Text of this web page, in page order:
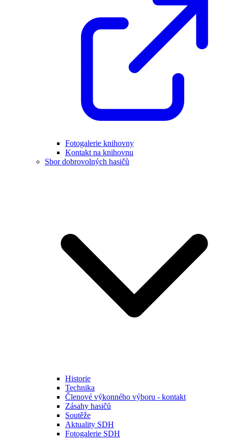
Fotogalerie knihovny
Kontakt na knihovnu
Sbor dobrovolných hasičů
Historie
Technika
Členové výkonného výboru - kontakt
Zásahy hasičů
Soutěže
Aktuality SDH
Fotogalerie SDH